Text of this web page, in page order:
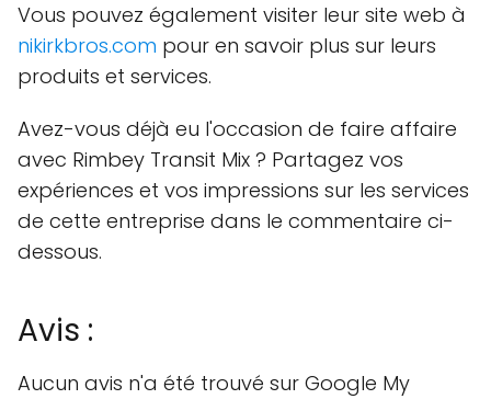
Vous pouvez également visiter leur site web à
nikirkbros.com pour en savoir plus sur leurs
produits et services.
Avez-vous déjà eu l'occasion de faire affaire
avec Rimbey Transit Mix ? Partagez vos
expériences et vos impressions sur les services
de cette entreprise dans le commentaire ci-
dessous.
Avis :
Aucun avis n'a été trouvé sur Google My